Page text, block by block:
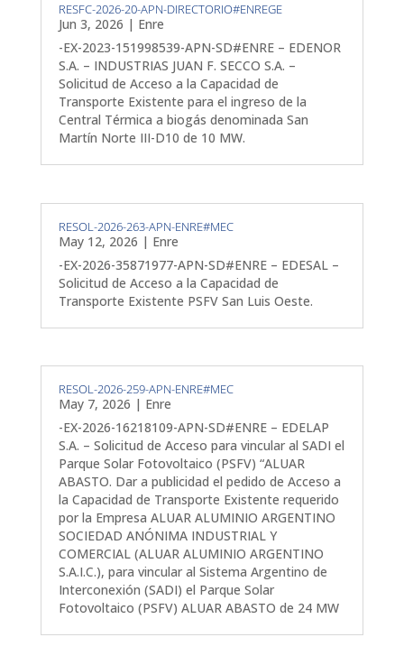
RESFC-2026-20-APN-DIRECTORIO#ENREGE
Jun 3, 2026 | Enre
-EX-2023-151998539-APN-SD#ENRE – EDENOR
S.A. – INDUSTRIAS JUAN F. SECCO S.A. –
Solicitud de Acceso a la Capacidad de
Transporte Existente para el ingreso de la
Central Térmica a biogás denominada San
Martín Norte III-D10 de 10 MW.
RESOL-2026-263-APN-ENRE#MEC
May 12, 2026 | Enre
-EX-2026-35871977-APN-SD#ENRE – EDESAL –
Solicitud de Acceso a la Capacidad de
Transporte Existente PSFV San Luis Oeste.
RESOL-2026-259-APN-ENRE#MEC
May 7, 2026 | Enre
-EX-2026-16218109-APN-SD#ENRE – EDELAP
S.A. – Solicitud de Acceso para vincular al SADI el
Parque Solar Fotovoltaico (PSFV) “ALUAR
ABASTO. Dar a publicidad el pedido de Acceso a
la Capacidad de Transporte Existente requerido
por la Empresa ALUAR ALUMINIO ARGENTINO
SOCIEDAD ANÓNIMA INDUSTRIAL Y
COMERCIAL (ALUAR ALUMINIO ARGENTINO
S.A.I.C.), para vincular al Sistema Argentino de
Interconexión (SADI) el Parque Solar
Fotovoltaico (PSFV) ALUAR ABASTO de 24 MW